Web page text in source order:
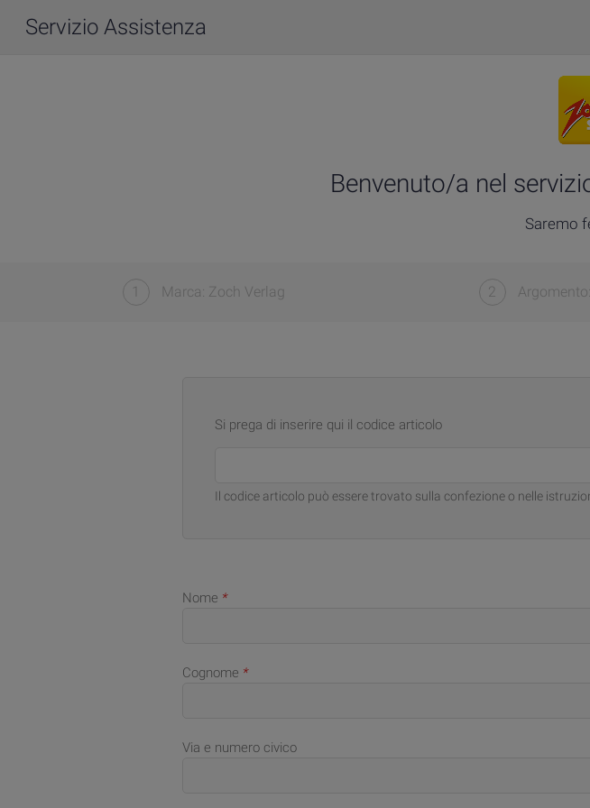
Servizio Assistenza
Benvenuto/a nel
Saremo
1 Marca: Zoch Verlag 2
Si prega di inserire qui il codice articolo
Il codice articolo può essere trovato sulla confezione o nelle
Nome *
Cognome *
Via e numero civico